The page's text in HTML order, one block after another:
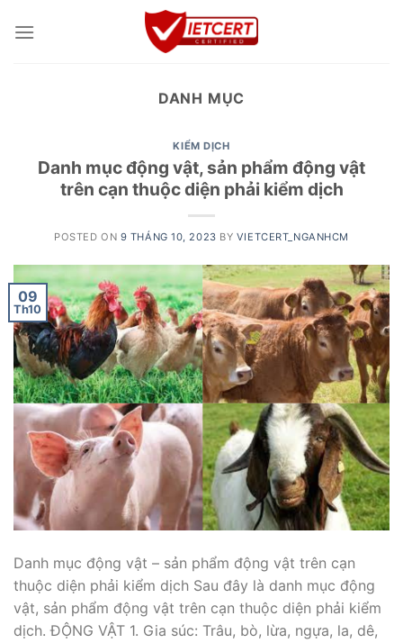
DANH MỤC
KIỂM DỊCH
Danh mục động vật, sản phẩm động vật
trên cạn thuộc diện phải kiểm dịch
POSTED ON 9 THÁNG 10, 2023 BY VIETCERT_NGANHCM
09
Th10
Danh mục động vật – sản phẩm động vật trên cạn
thuộc diện phải kiểm dịch Sau đây là danh mục động
vật, sản phẩm động vật trên cạn thuộc diện phải kiểm
dịch. ĐỘNG VẬT 1. Gia súc: Trâu, bò, lừa, ngựa, la, dê,